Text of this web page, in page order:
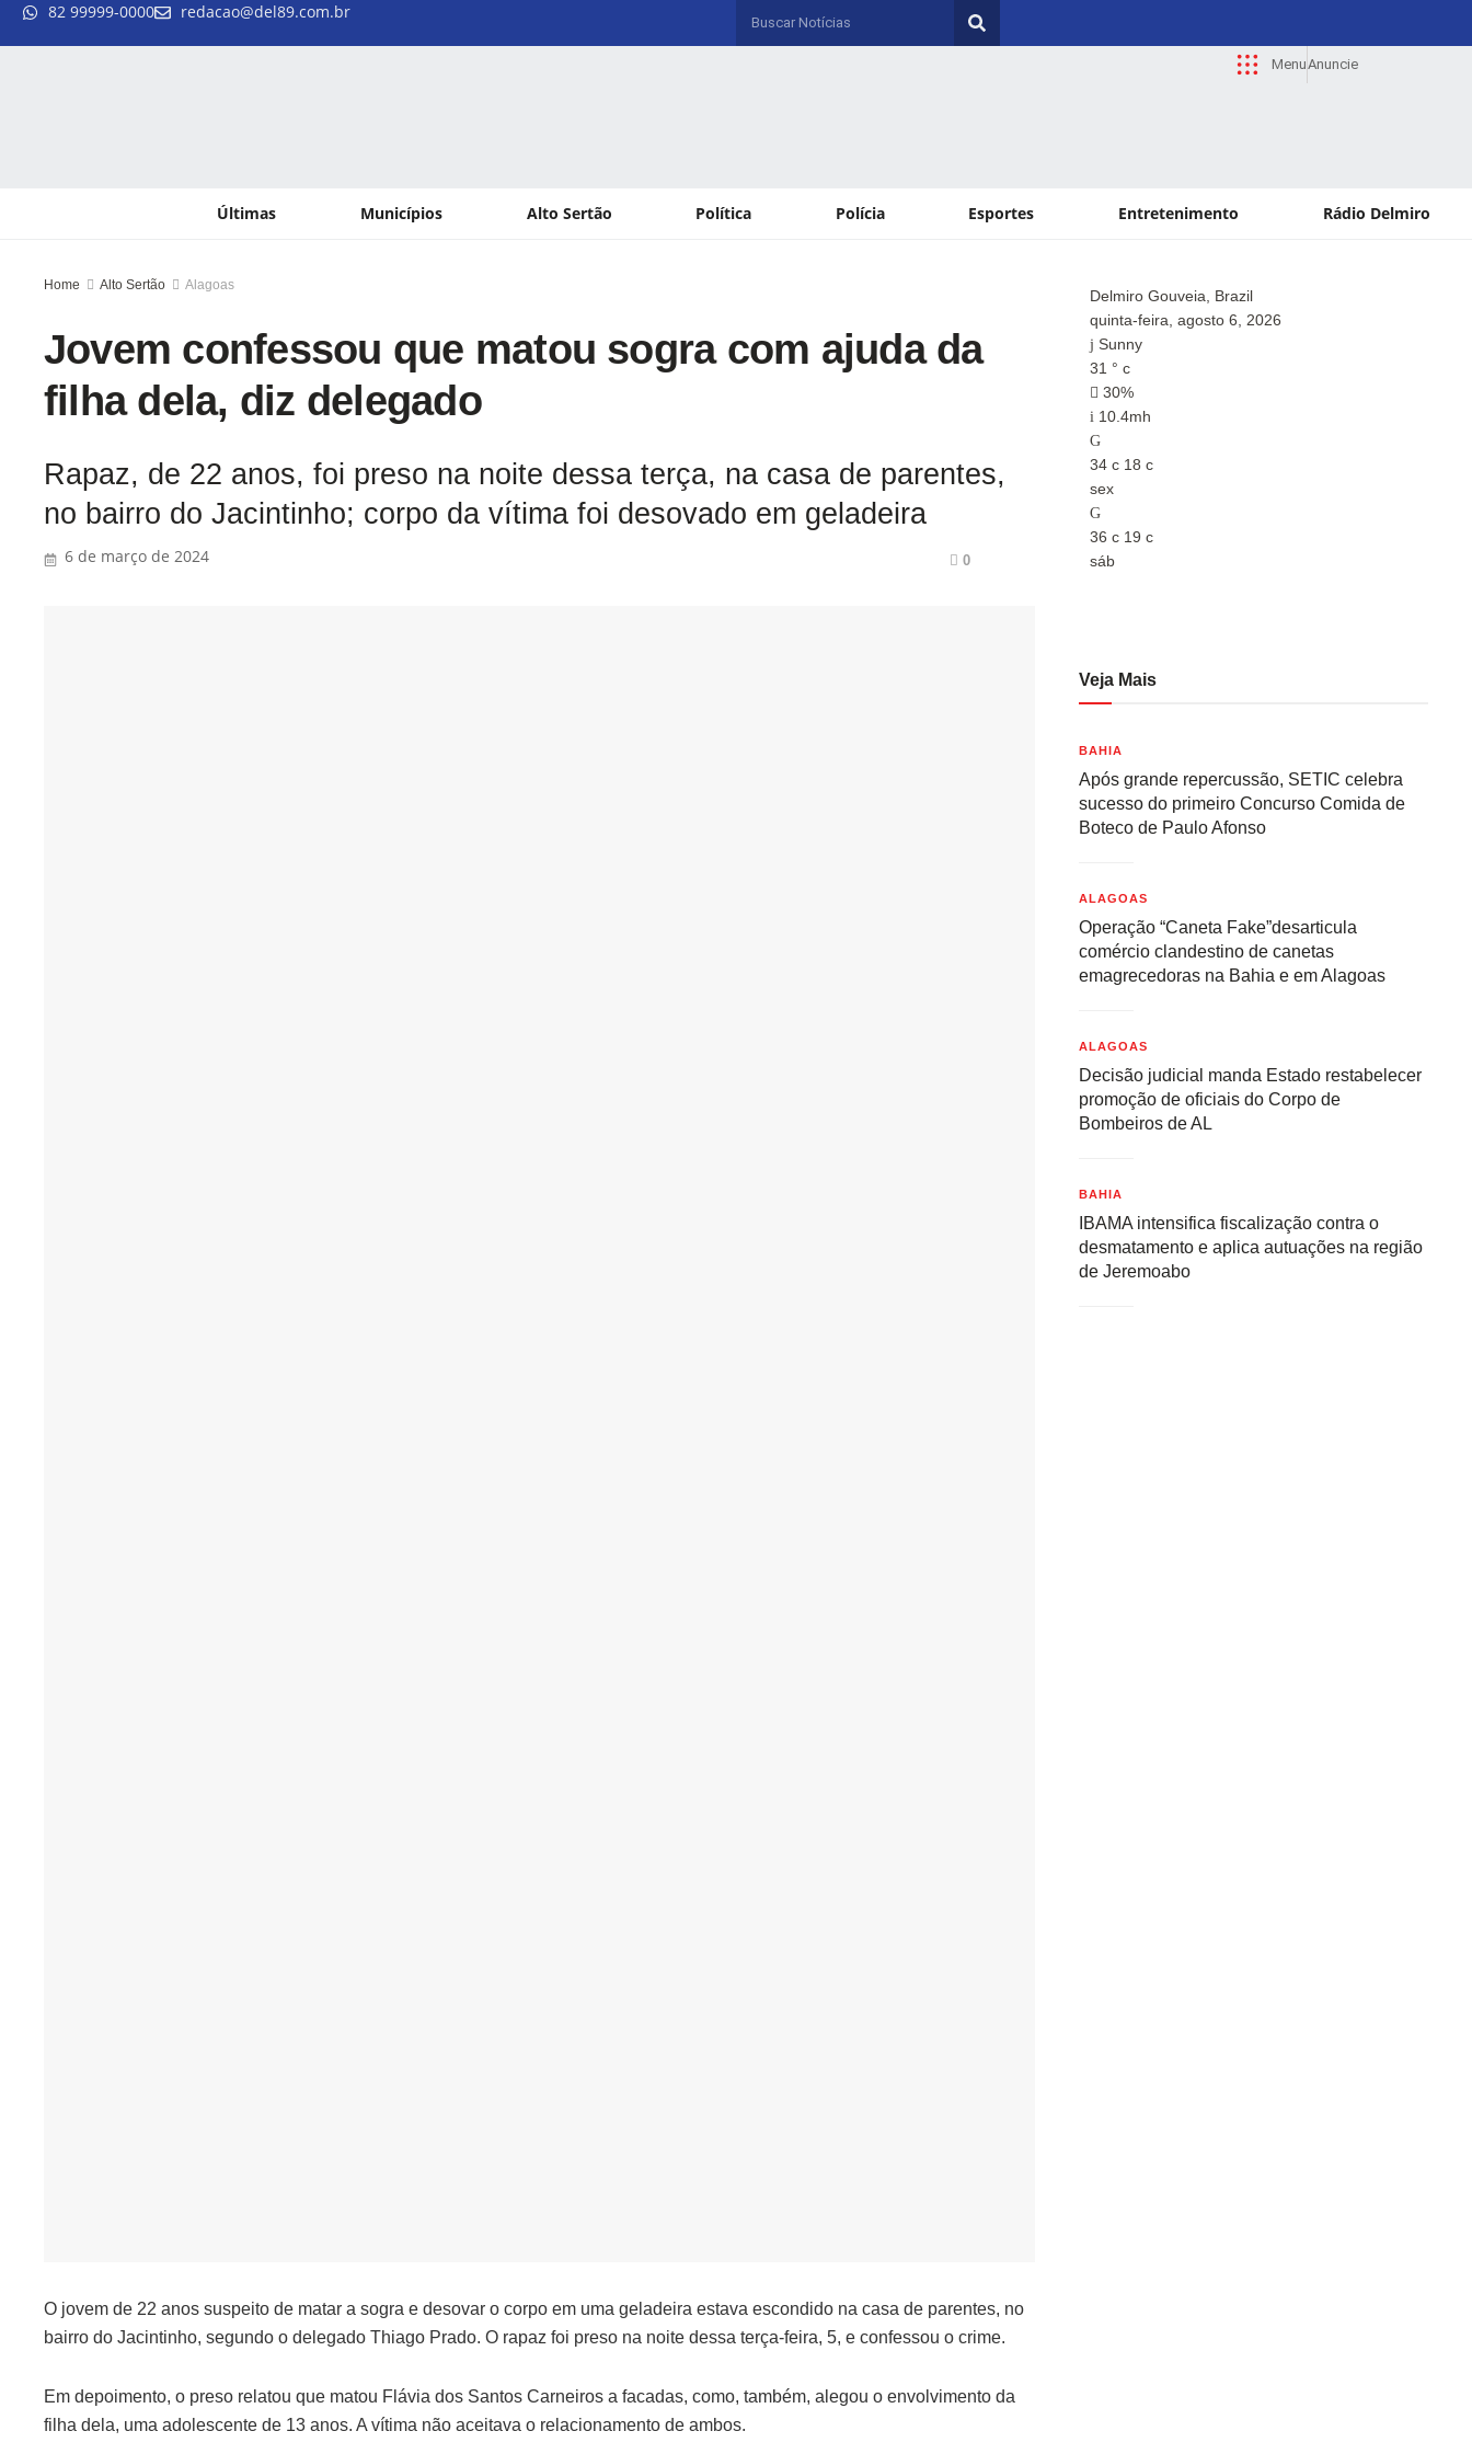
82 99999-0000 redacao@del89.com.br
MenuAnuncie
Últimas Municípios Alto Sertão Política Polícia Esportes Entretenimento Rádio Delmiro
Home Alto Sertão Alagoas
Jovem confessou que matou sogra com ajuda da
filha dela, diz delegado
Rapaz, de 22 anos, foi preso na noite dessa terça, na casa de parentes,
no bairro do Jacintinho; corpo da vítima foi desovado em geladeira
6 de março de 2024 0
O jovem de 22 anos suspeito de matar a sogra e desovar o corpo em uma geladeira estava escondido na casa de parentes, no
bairro do Jacintinho, segundo o delegado Thiago Prado. O rapaz foi preso na noite dessa terça-feira, 5, e confessou o crime.
Em depoimento, o preso relatou que matou Flávia dos Santos Carneiros a facadas, como, também, alegou o envolvimento da
filha dela, uma adolescente de 13 anos. A vítima não aceitava o relacionamento de ambos.
Delmiro Gouveia, Brazil
quinta-feira, agosto 6, 2026
Sunny
31 ° c
30%
10.4mh
34 c 18 c
sex
36 c 19 c
sáb
Veja Mais
BAHIA
Após grande repercussão, SETIC celebra
sucesso do primeiro Concurso Comida de
Boteco de Paulo Afonso
ALAGOAS
Operação “Caneta Fake”desarticula
comércio clandestino de canetas
emagrecedoras na Bahia e em Alagoas
ALAGOAS
Decisão judicial manda Estado restabelecer
promoção de oficiais do Corpo de
Bombeiros de AL
BAHIA
IBAMA intensifica fiscalização contra o
desmatamento e aplica autuações na região
de Jeremoabo